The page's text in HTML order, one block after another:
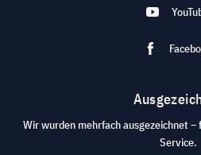
Wir wurden mehrfach ausgezeichnet –
Service.